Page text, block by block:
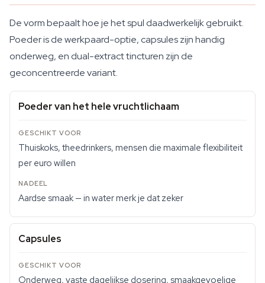
De vorm bepaalt hoe je het spul daadwerkelijk gebruikt.
Poeder is de werkpaard-optie, capsules zijn handig
onderweg, en dual-extract tincturen zijn de
geconcentreerde variant.
Poeder van het hele vruchtlichaam
Thuiskoks, theedrinkers, mensen die maximale flexibiliteit
per euro willen
Aardse smaak — in water merk je dat zeker
Capsules
Onderweg, vaste dagelijkse dosering, smaakgevoelige